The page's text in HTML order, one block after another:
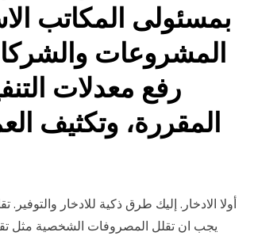
بمسئولى المكاتب
المشروعات
رفع معدلات
المقررة، وتكثيف
أولا الادخار. إليك طرق ذكية للادخار
يجب ان تقلل المصروفات الشخصية مثل